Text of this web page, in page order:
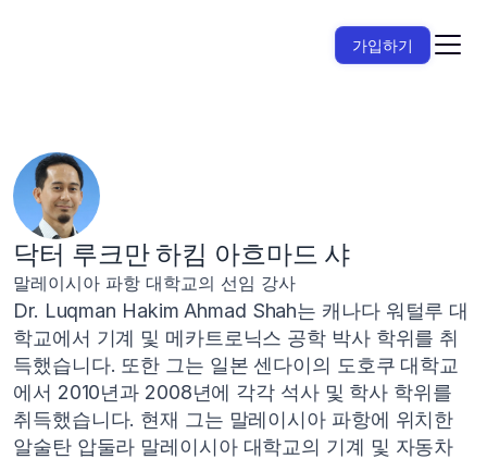
가입하기
닥터 루크만 하킴 아흐마드 샤
말레이시아 파항 대학교의 선임 강사
Dr. Luqman Hakim Ahmad Shah는 캐나다 워털루 대
학교에서 기계 및 메카트로닉스 공학 박사 학위를 취
득했습니다. 또한 그는 일본 센다이의 도호쿠 대학교
에서 2010년과 2008년에 각각 석사 및 학사 학위를
취득했습니다. 현재 그는 말레이시아 파항에 위치한
알술탄 압둘라 말레이시아 대학교의 기계 및 자동차